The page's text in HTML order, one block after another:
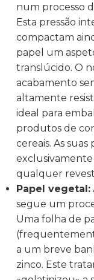
num processo
Esta pressão
compactam
papel um
translúcido. O
acabamento
altamente
ideal para
produtos de
cereais. As
exclusivamente
qualquer
Papel vegetal:
segue um
Uma folha de
a um breve
zinco. Este